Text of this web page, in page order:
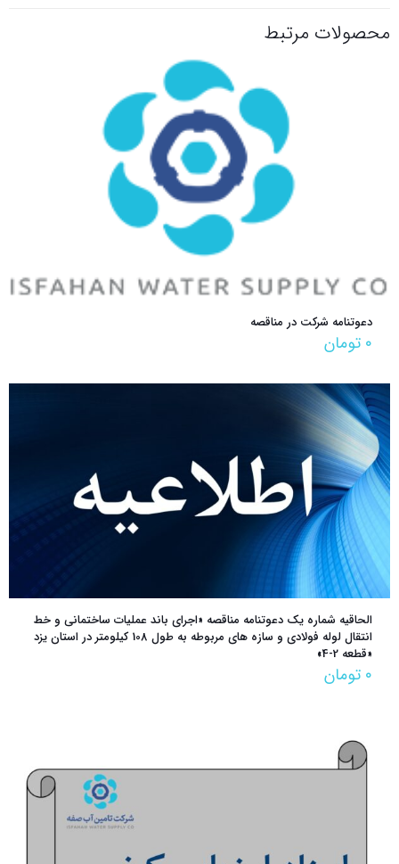
محصولات مرتبط
دعوتنامه شرکت در مناقصه
۰ تومان
الحاقیه شماره یک دعوتنامه مناقصه‌ «اجراي باند عمليات ساختماني و خط
انتقال لوله فولادي و سازه هاي مربوطه به طول 108 كيلومتر در استان يزد
«قطعه 2-4»
۰ تومان